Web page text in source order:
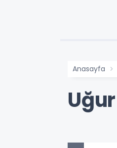
Anasayfa